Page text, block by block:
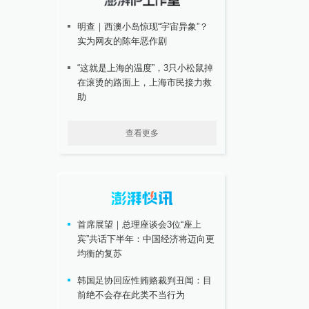
明查｜西澳小岛惊现“宇宙异象”？
实为网友的陈年恶作剧
“这就是上海的温度”，3只小松鼠掉
在滚烫的路面上，上海市民接力救
助
查看更多
首席展望｜总理座谈会3位“座上
宾”共话下半年：中国经济将迈向更
均衡的复苏
韩国足协回应性贿赂裁判丑闻：目
前绝不会存在此类不当行为